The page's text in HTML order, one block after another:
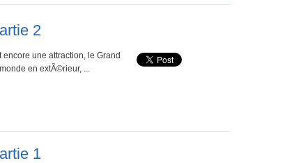
2
une attraction, le Grand
en extÃ©rieur, ...
1